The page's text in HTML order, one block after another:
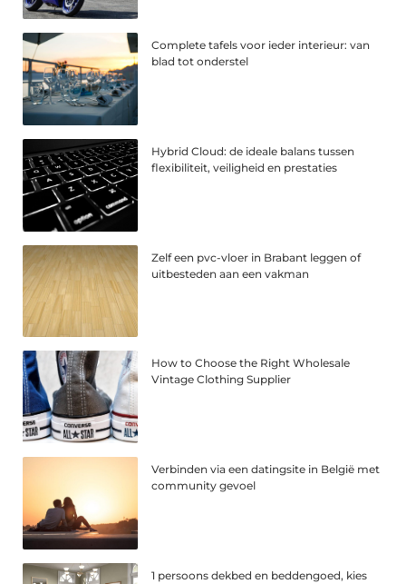
Complete tafels voor ieder interieur: van
blad tot onderstel
Hybrid Cloud: de ideale balans tussen
flexibiliteit, veiligheid en prestaties
Zelf een pvc-vloer in Brabant leggen of
uitbesteden aan een vakman
How to Choose the Right Wholesale
Vintage Clothing Supplier
Verbinden via een datingsite in België met
community gevoel
1 persoons dekbed en beddengoed, kies